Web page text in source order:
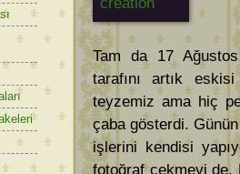
Tam da 17
tarafını artık
teyzemiz ama hiç
çaba gösterdi.
işlerini kendisi
fotoğraf çekmeyi de.